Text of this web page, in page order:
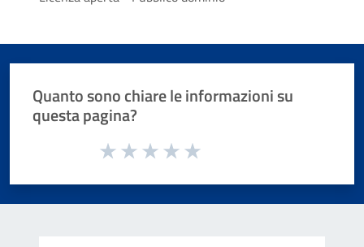
Quanto sono chiare le informazioni su
questa pagina?
Valuta da 1 a 5 stelle la pagina